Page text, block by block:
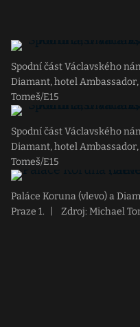
Spodní část Václavského
Diamant, hotel
Tomeš/E15
Spodní část Václavského
Diamant, hotel
Tomeš/E15
Paláce Koruna (vlevo) a
Praze 1.
Zdroj: Michael